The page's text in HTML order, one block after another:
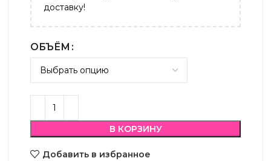
доставку!
ОБЪЁМ
В КОРЗИНУ
Добавить в избранное